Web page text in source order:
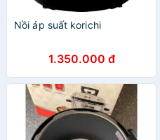
Nồi áp suất korichi
1.350.000 đ